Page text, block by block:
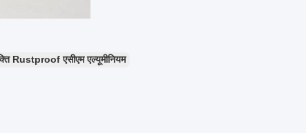
Rustproof एसीएम एल्यूमीनियम